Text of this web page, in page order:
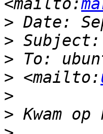
<mailto:
>
>
> To:
> <mailto:
>
>